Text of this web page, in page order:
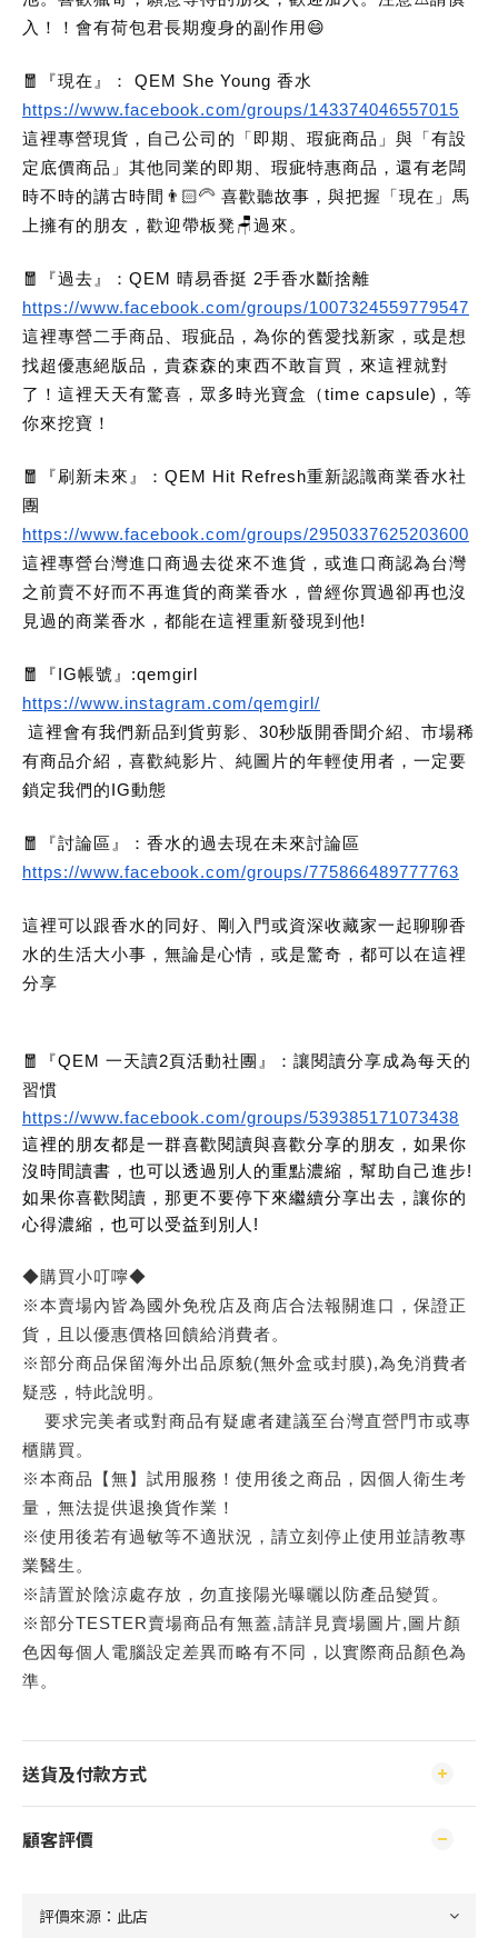
入！！會有荷包君長期瘦身的副作用😄
🧧『現在』： QEM She Young 香水
https://www.facebook.com/groups/143374046557015
這裡專營現貨，自己公司的「即期、瑕疵商品」與「有設
定底價商品」其他同業的即期、瑕疵特惠商品，還有老闆
時不時的講古時間👨🏻‍🦳 喜歡聽故事，與把握「現在」馬
上擁有的朋友，歡迎帶板凳🪑過來。
🧧『過去』：QEM 晴易香挺 2手香水斷捨離
https://www.facebook.com/groups/1007324559779547
這裡專營二手商品、瑕疵品，為你的舊愛找新家，或是想
找超優惠絕版品，貴森森的東西不敢盲買，來這裡就對
了！這裡天天有驚喜，眾多時光寶盒（time capsule)，等
你來挖寶！
🧧『刷新未來』：QEM Hit Refresh重新認識商業香水社
團
https://www.facebook.com/groups/2950337625203600
這裡專營台灣進口商過去從來不進貨，或進口商認為台灣
之前賣不好而不再進貨的商業香水，曾經你買過卻再也沒
見過的商業香水，都能在這裡重新發現到他!
🧧『IG帳號』:qemgirl
https://www.instagram.com/qemgirl/
這裡會有我們新品到貨剪影、30秒版開香聞介紹、市場稀
有商品介紹，喜歡純影片、純圖片的年輕使用者，一定要
鎖定我們的IG動態
🧧『討論區』：香水的過去現在未來討論區
https://www.facebook.com/groups/775866489777763
這裡可以跟香水的同好、剛入門或資深收藏家一起聊聊香
水的生活大小事，無論是心情，或是驚奇，都可以在這裡
分享
🧧『QEM 一天讀2頁活動社團』：讓閱讀分享成為每天的
習慣
https://www.facebook.com/groups/539385171073438
這裡的朋友都是一群喜歡閱讀與喜歡分享的朋友，如果你
沒時間讀書，也可以透過別人的重點濃縮，幫助自己進步!
如果你喜歡閱讀，那更不要停下來繼續分享出去，讓你的
心得濃縮，也可以受益到別人!
◆購買小叮嚀◆
※本賣場內皆為國外免稅店及商店合法報關進口，保證正
貨，且以優惠價格回饋給消費者。
※部分商品保留海外出品原貌(無外盒或封膜),為免消費者
疑惑，特此說明。
要求完美者或對商品有疑慮者建議至台灣直營門市或專
櫃購買。
※本商品【無】試用服務！使用後之商品，因個人衛生考
量，無法提供退換貨作業！
※使用後若有過敏等不適狀況，請立刻停止使用並請教專
業醫生。
※請置於陰涼處存放，勿直接陽光曝曬以防產品變質。
※部分TESTER賣場商品有無蓋,請詳見賣場圖片,圖片顏
色因每個人電腦設定差異而略有不同，以實際商品顏色為
準。
送貨及付款方式
顧客評價